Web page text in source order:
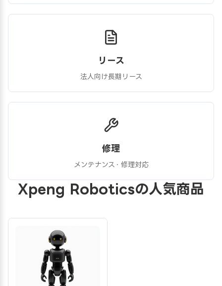
リース
法人向け長期リース
修理
メンテナンス・修理対応
Xpeng Roboticsの人気商品